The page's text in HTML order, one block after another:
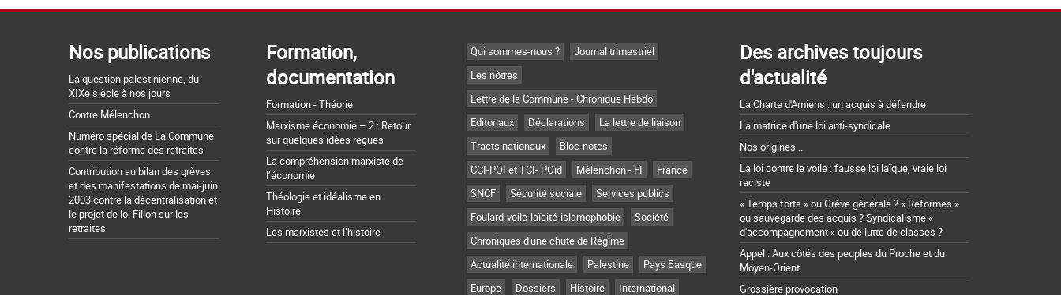
Nos publications
La question palestinienne, du
XIXe siècle à nos jours
Contre Mélenchon
Numéro spécial de La Commune
contre la réforme des retraites
Contribution au bilan des grèves
et des manifestations de mai-juin
2003 contre la décentralisation et
le projet de loi Fillon sur les
retraites
Formation,
documentation
Formation - Théorie
Marxisme économie – 2 : Retour
sur quelques idées reçues
La compréhension marxiste de
l’économie
Théologie et idéalisme en
Histoire
Les marxistes et l’histoire
Qui sommes-nous ?
Journal trimestriel
Les nôtres
Lettre de la Commune - Chronique Hebdo
Editoriaux
Déclarations
La lettre de liaison
Tracts nationaux
Bloc-notes
CCI-POI et TCI- POid
Mélenchon - FI
France
SNCF
Sécurité sociale
Services publics
Foulard-voile-laïcité-islamophobie
Société
Chroniques d'une chute de Régime
Actualité internationale
Palestine
Pays Basque
Europe
Dossiers Histoire International
Des archives toujours
d'actualité
La Charte d'Amiens : un acquis à défendre
La matrice d'une loi anti-syndicale
Nos origines...
La loi contre le voile : fausse loi laïque, vraie loi
raciste
« Temps forts » ou Grève générale ? « Reformes »
ou sauvegarde des acquis ? Syndicalisme «
d'accompagnement » ou de lutte de classes ?
Appel : Aux côtés des peuples du Proche et du
Moyen-Orient
Grossière provocation